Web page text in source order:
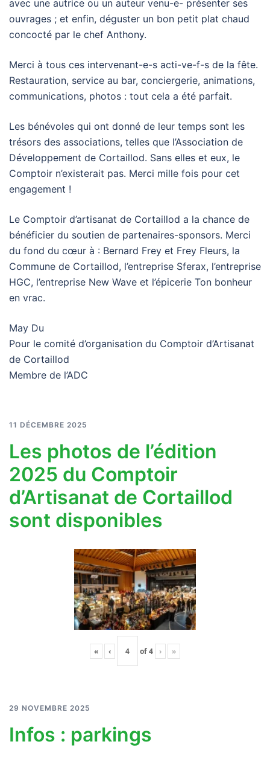
avec une autrice ou un auteur venu-e- présenter ses
ouvrages ; et enfin, déguster un bon petit plat chaud
concocté par le chef Anthony.
Merci à tous ces intervenant-e-s acti-ve-f-s de la fête.
Restauration, service au bar, conciergerie, animations,
communications, photos : tout cela a été parfait.
Les bénévoles qui ont donné de leur temps sont les
trésors des associations, telles que l’Association de
Développement de Cortaillod. Sans elles et eux, le
Comptoir n’existerait pas. Merci mille fois pour cet
engagement !
Le Comptoir d’artisanat de Cortaillod a la chance de
bénéficier du soutien de partenaires-sponsors. Merci
du fond du cœur à : Bernard Frey et Frey Fleurs, la
Commune de Cortaillod, l’entreprise Sferax, l’entreprise
HGC, l’entreprise New Wave et l’épicerie Ton bonheur
en vrac.
May Du
Pour le comité d’organisation du Comptoir d’Artisanat
de Cortaillod
Membre de l’ADC
11 DÉCEMBRE 2025
Les photos de l’édition
2025 du Comptoir
d’Artisanat de Cortaillod
sont disponibles
« ‹ of4 › »
29 NOVEMBRE 2025
Infos : parkings